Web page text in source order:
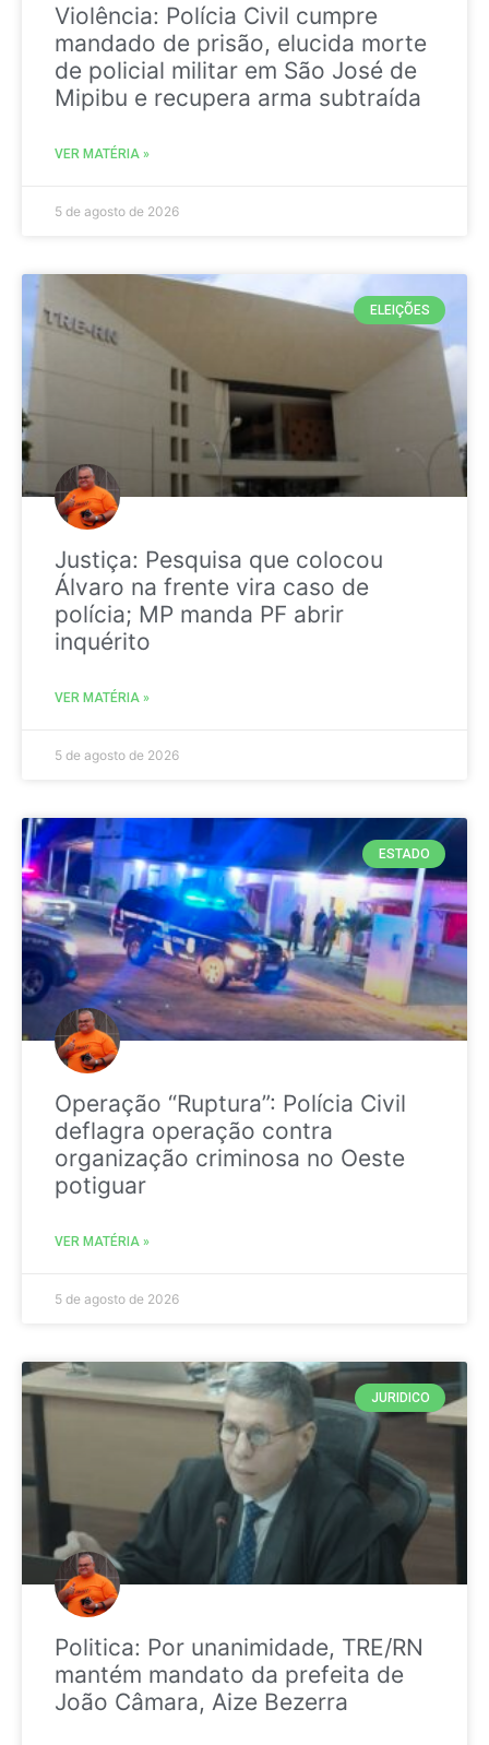
Violência: Polícia Civil cumpre
mandado de prisão, elucida morte
de policial militar em São José de
Mipibu e recupera arma subtraída
VER MATÉRIA »
5 de agosto de 2026
ELEIÇÕES
Justiça: Pesquisa que colocou
Álvaro na frente vira caso de
polícia; MP manda PF abrir
inquérito
VER MATÉRIA »
5 de agosto de 2026
ESTADO
Operação “Ruptura”: Polícia Civil
deflagra operação contra
organização criminosa no Oeste
potiguar
VER MATÉRIA »
5 de agosto de 2026
JURIDICO
Politica: Por unanimidade, TRE/RN
mantém mandato da prefeita de
João Câmara, Aize Bezerra